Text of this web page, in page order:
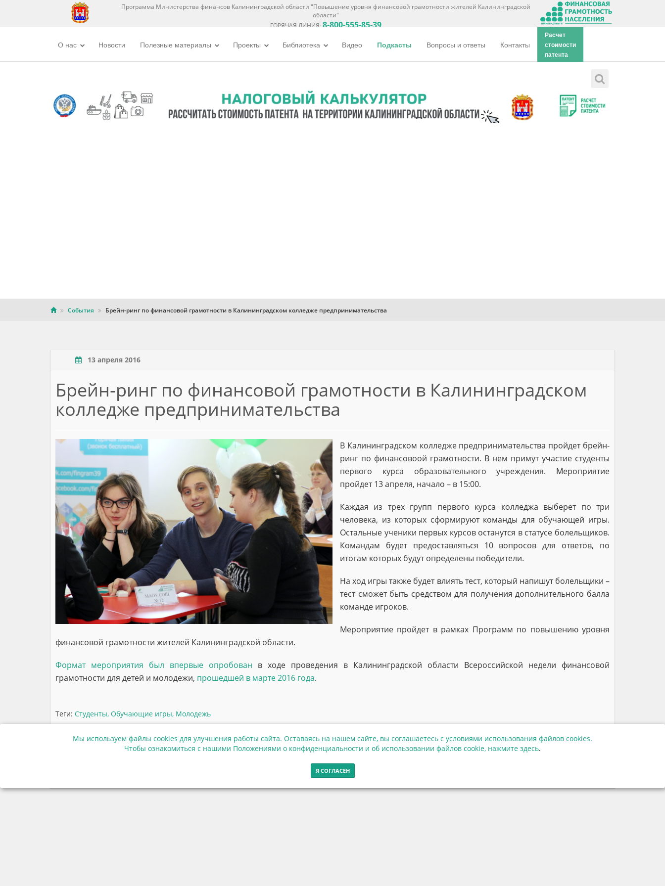
Программа Министерства финансов Калининградской области "Повышение уровня финансовой грамотности жителей Калининградской
области"
ГОРЯЧАЯ ЛИНИЯ:8-800-555-85-39
О нас Новости Полезные материалы Проекты Библиотека Видео Подкасты Вопросы и ответы Контакты
Расчет
стоимости
патента
События Брейн-ринг по финансовой грамотности в Калининградском колледже предпринимательства
13 апреля 2016
Брейн-ринг по финансовой грамотности в Калининградском
колледже предпринимательства
В Калининградском колледже предпринимательства пройдет брейн-
ринг по финансовоой грамотности. В нем примут участие студенты
первого курса образовательного учреждения. Мероприятие
пройдет 13 апреля, начало – в 15:00.
Каждая из трех групп первого курса колледжа выберет по три
человека, из которых сформируют команды для обучающей игры.
Остальные ученики первых курсов останутся в статусе болельщиков.
Командам будет предоставляться 10 вопросов для ответов, по
итогам которых будут определены победители.
На ход игры также будет влиять тест, который напишут болельщики –
тест сможет быть средством для получения дополнительного балла
команде игроков.
Мероприятие пройдет в рамках Программ по повышению уровня
финансовой грамотности жителей Калининградской области.
Формат мероприятия был впервые опробован в ходе проведения в Калининградской области Всероссийской недели финансовой
грамотности для детей и молодежи, прошедшей в марте 2016 года.
Теги: Студенты, Обучающие игры, Молодежь
Мы используем файлы cookies для улучшения работы сайта. Оставаясь на нашем сайте, вы соглашаетесь с условиями использования файлов cookies.
Чтобы ознакомиться с нашими Положениями о конфиденциальности и об использовании файлов cookie, нажмите здесь.
Я СОГЛАСЕН